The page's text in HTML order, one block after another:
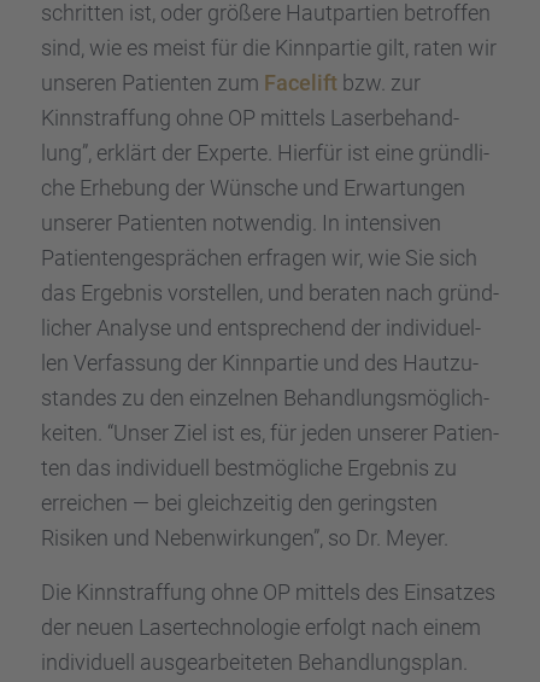
schrit­ten ist, oder größere Hautpar­tien betrof­fen
sind, wie es meist für die Kinnpar­tie gilt, raten wir
unseren Patien­ten zum Faceliftbzw. zur
Kinnstraf­fung ohne OP mittels Laser­be­hand­
lung”, erklärt der Experte. Hierfür ist eine gründ­li­
che Erhebung der Wünsche und Erwar­tun­gen
unserer Patien­ten notwen­dig. In inten­si­ven
Patien­ten­ge­sprä­chen erfra­gen wir, wie Sie sich
das Ergeb­nis vorstel­len, und beraten nach gründ­
li­cher Analyse und entspre­chend der indivi­du­el­
len Verfas­sung der Kinnpar­tie und des Hautzu­
stan­des zu den einzel­nen Behand­lungs­mög­lich­
kei­ten. “Unser Ziel ist es, für jeden unserer Patien­
ten das indivi­du­ell bestmög­li­che Ergeb­nis zu
errei­chen — bei gleich­zei­tig den gerings­ten
Risiken und Neben­wir­kun­gen”, so Dr. Meyer.
Die Kinnstraf­fung ohne OP mittels des Einsat­zes
der neuen Laser­tech­no­lo­gie erfolgt nach einem
indivi­du­ell ausge­ar­bei­te­ten Behand­lungs­plan.